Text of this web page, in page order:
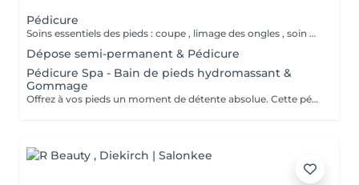
Pédicure
Soins essentiels des pieds : coupe , limage des ongles , soin des cuticules et traitement des callosités. Idéal pour un entretien régulier.
Dépose semi-permanent & Pédicure
Pédicure Spa - Bain de pieds hydromassant &
Gommage
Offrez à vos pieds un moment de détente absolue. Cette pédicure complète inclut un bain de pieds relaxant avec hydromassage , un gommage doux pour éliminer les peaux mortes , suivi des soins classiques de la pédicure . Idéal pour des pieds soignés et légers , dans une ambiance cocooning.